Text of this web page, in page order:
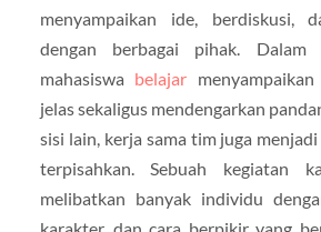
menyampaikan ide, berdiskusi,
dengan berbagai pihak. Dalam
mahasiswa belajar
jelas sekaligus mendengarkan
sisi lain, kerja sama tim juga
terpisahkan. Sebuah kegiatan
melibatkan banyak individu
karakter, dan cara berpikir yang